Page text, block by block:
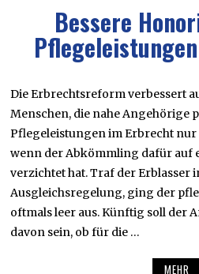
Bessere
Die Erbrechtsreform verbessert
Menschen, die nahe Angehörige
Pflegeleistungen im Erbrecht
wenn der Abkömmling dafür auf
verzichtet hat. Traf der Erblasser
Ausgleichsregelung, ging der
oftmals leer aus. Künftig soll der
davon sein, ob für die …
MEHR